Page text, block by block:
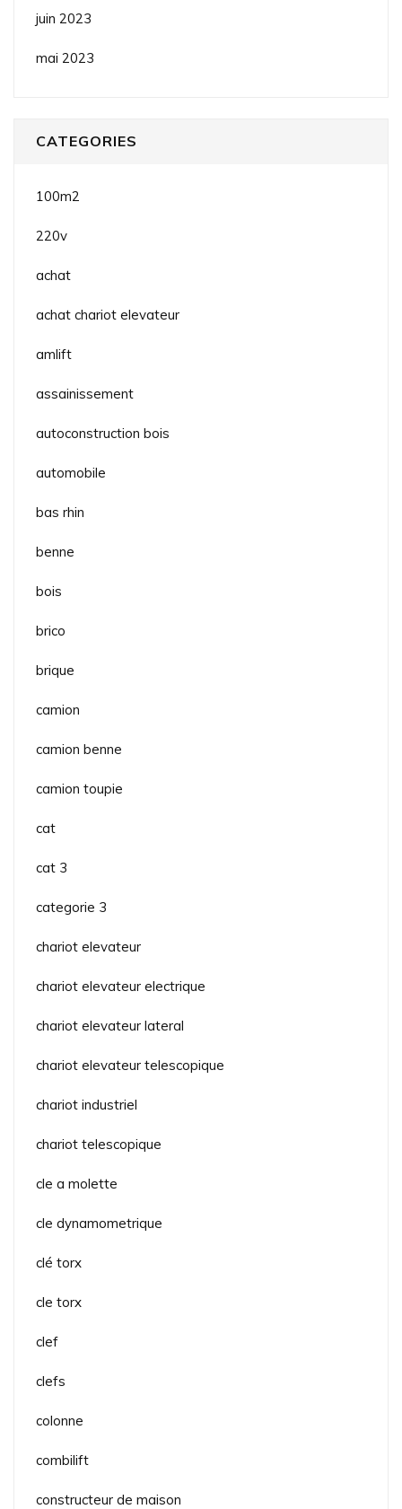
juin 2023
mai 2023
CATEGORIES
100m2
220v
achat
achat chariot elevateur
amlift
assainissement
autoconstruction bois
automobile
bas rhin
benne
bois
brico
brique
camion
camion benne
camion toupie
cat
cat 3
categorie 3
chariot elevateur
chariot elevateur electrique
chariot elevateur lateral
chariot elevateur telescopique
chariot industriel
chariot telescopique
cle a molette
cle dynamometrique
clé torx
cle torx
clef
clefs
colonne
combilift
constructeur de maison